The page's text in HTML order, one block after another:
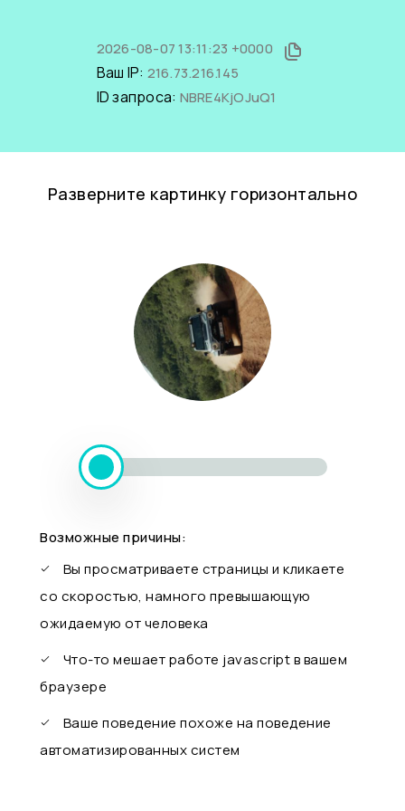
2026-08-07 13:11:23 +0000
Ваш IP: 216.73.216.145
ID запроса: NBRE4KjOJuQ1
Разверните картинку горизонтально
Возможные причины:
Вы просматриваете страницы и кликаете
со скоростью, намного превышающую
ожидаемую от человека
Что-то мешает работе javascript в вашем
браузере
Ваше поведение похоже на поведение
автоматизированных систем